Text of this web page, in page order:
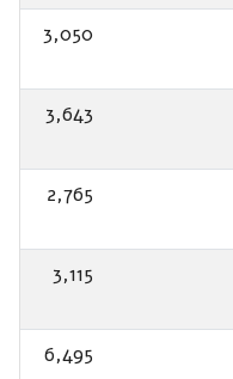
3,050
3,643
2,765
3,115
6,495